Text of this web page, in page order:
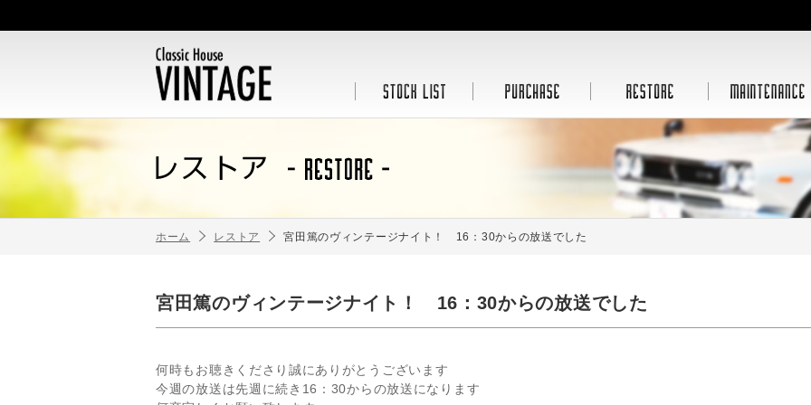
ホーム レストア 宮田篤のヴィンテージナイト！ 16：30からの放送でした
宮田篤のヴィンテージナイト！ 16：30からの放送でした
何時もお聴きくださり誠にありがとうございます
今週の放送は先週に続き16：30からの放送になります